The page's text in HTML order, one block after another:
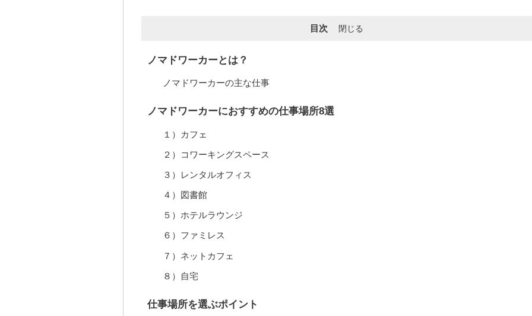
目次 閉じる
ノマドワーカーとは？
ノマドワーカーの主な仕事
ノマドワーカーにおすすめの仕事場所8選
１）カフェ
２）コワーキングスペース
３）レンタルオフィス
４）図書館
５）ホテルラウンジ
６）ファミレス
７）ネットカフェ
８）自宅
仕事場所を選ぶポイント